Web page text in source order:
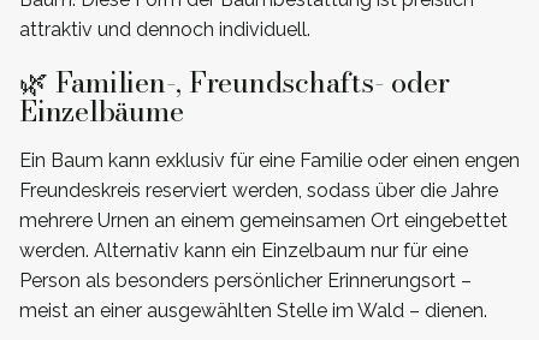
attraktiv und dennoch individuell.
🌿 Familien-, Freundschafts- oder
Einzelbäume
Ein Baum kann exklusiv für eine Familie oder einen engen
Freundeskreis reserviert werden, sodass über die Jahre
mehrere Urnen an einem gemeinsamen Ort eingebettet
werden. Alternativ kann ein Einzelbaum nur für eine
Person als besonders persönlicher Erinnerungsort –
meist an einer ausgewählten Stelle im Wald – dienen.